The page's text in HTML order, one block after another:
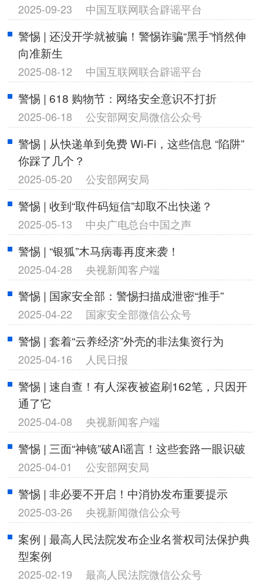
2025-09-23 中国互联网联合辟谣平台
警惕 | 还没开学就被骗！警惕诈骗“黑手”悄然伸
向准新生
2025-08-12 中国互联网联合辟谣平台
警惕 | 618 购物节：网络安全意识不打折
2025-06-18 公安部网安局微信公众号
警惕 | 从快递单到免费 Wi-Fi，这些信息 “陷阱”
你踩了几个？
2025-05-20 公安部网安局
警惕 | 收到“取件码短信”却取不出快递？
2025-05-13 中央广电总台中国之声
警惕 | “银狐”木马病毒再度来袭！
2025-04-28 央视新闻客户端
警惕 | 国家安全部：警惕扫描成泄密“推手”
2025-04-22 国家安全部微信公众号
警惕 | 套着“云养经济”外壳的非法集资行为
2025-04-16 人民日报
警惕 | 速自查！有人深夜被盗刷162笔，只因开
通了它
2025-04-08 央视新闻客户端
警惕 | 三面“神镜”破AI谣言！这些套路一眼识破
2025-04-01 公安部网安局
警惕 | 非必要不开启！中消协发布重要提示
2025-03-26 央视新闻微信公众号
案例 | 最高人民法院发布企业名誉权司法保护典
型案例
2025-02-19 最高人民法院微信公众号